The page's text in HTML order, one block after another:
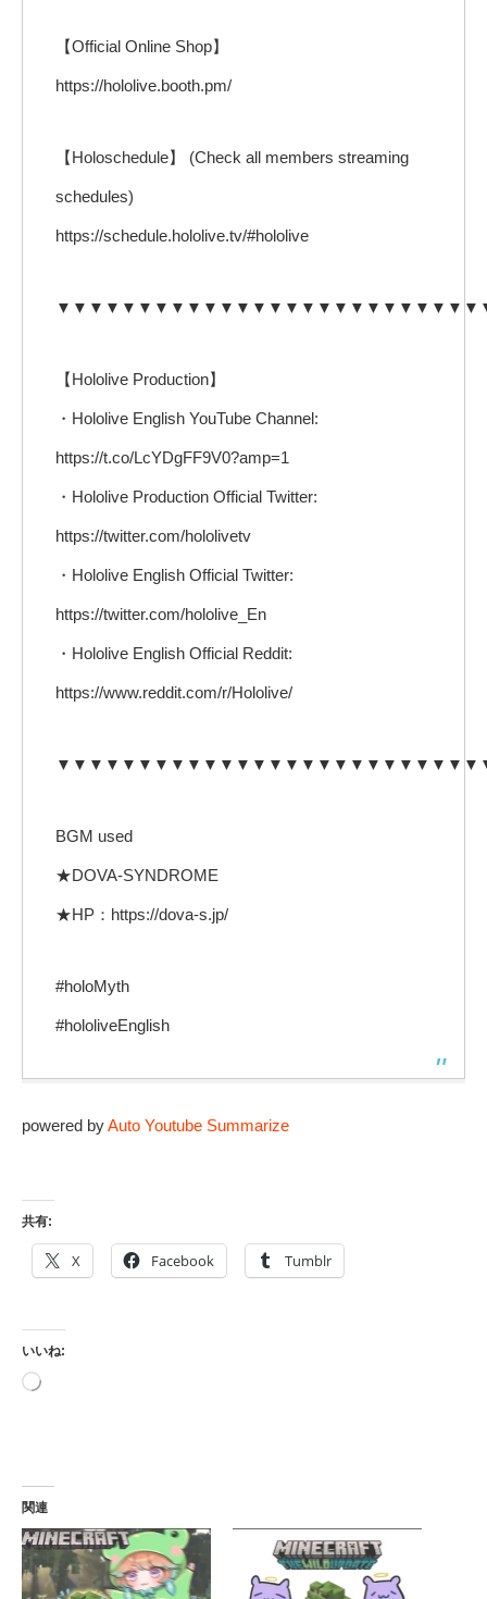
【Official Online Shop】
https://hololive.booth.pm/
【Holoschedule】 (Check all members streaming
schedules)
https://schedule.hololive.tv/#hololive
【Hololive Production】
・Hololive English YouTube Channel:
https://t.co/LcYDgFF9V0?amp=1
・Hololive Production Official Twitter:
https://twitter.com/hololivetv
・Hololive English Official Twitter:
https://twitter.com/hololive_En
・Hololive English Official Reddit:
https://www.reddit.com/r/Hololive/
BGM used
★DOVA-SYNDROME
★HP：https://dova-s.jp/
#holoMyth
#hololiveEnglish
powered byAuto Youtube Summarize
共有:
X Facebook Tumblr
いいね:
読
み
関連